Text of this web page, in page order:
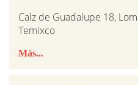
Calz de Guadalupe 18,
Temixco
Más...